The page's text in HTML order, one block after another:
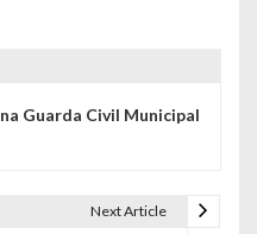
Guarda Civil Municipal
Next Article